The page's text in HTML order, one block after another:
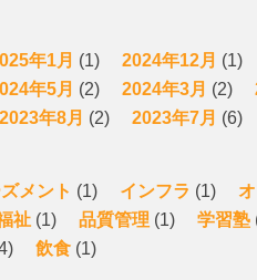
年1月 (1) 2024年12月 (1)
年5月 (2) 2024年3月 (2)
2023年8月 (2) 2023年7月 (6)
メント (1) インフラ (1)
祉 (1) 品質管理 (1) 学習塾
飲食 (1)